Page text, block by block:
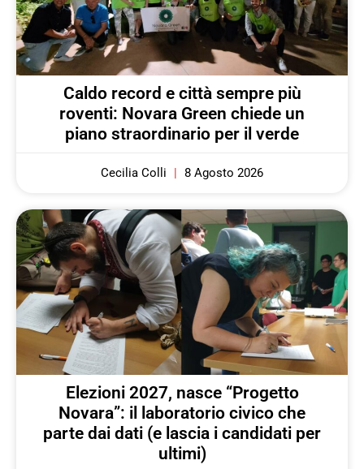
Caldo record e città sempre più
roventi: Novara Green chiede un
piano straordinario per il verde
Cecilia Colli 8 Agosto 2026
Elezioni 2027, nasce “Progetto
Novara”: il laboratorio civico che
parte dai dati (e lascia i candidati per
ultimi)